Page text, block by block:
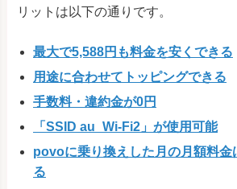
リットは以下の通りです。
最大で5,588円も料金を安くできる
用途に合わせてトッピングできる
手数料・違約金が0円
「SSID au_Wi-Fi2」が使用可能
povoに乗り換えした月の月額料金
る